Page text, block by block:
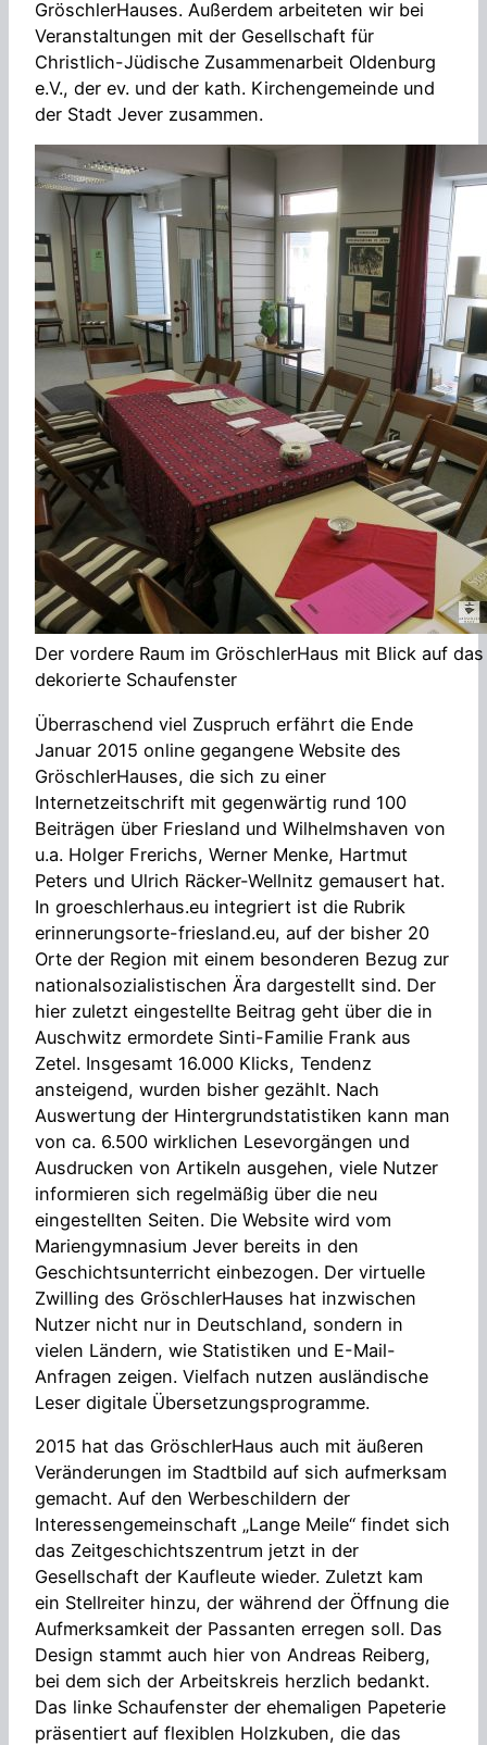
GröschlerHauses. Außerdem arbeiteten wir bei
Veranstaltungen mit der Gesellschaft für
Christlich-Jüdische Zusammenarbeit Oldenburg
e.V., der ev. und der kath. Kirchengemeinde und
der Stadt Jever zusammen.
Der vordere Raum im GröschlerHaus mit Blick auf
dekorierte Schaufenster
Überraschend viel Zuspruch erfährt die Ende
Januar 2015 online gegangene Website des
GröschlerHauses, die sich zu einer
Internetzeitschrift mit gegenwärtig rund 100
Beiträgen über Friesland und Wilhelmshaven von
u.a. Holger Frerichs, Werner Menke, Hartmut
Peters und Ulrich Räcker-Wellnitz gemausert hat.
In groeschlerhaus.eu integriert ist die Rubrik
erinnerungsorte-friesland.eu, auf der bisher 20
Orte der Region mit einem besonderen Bezug zur
nationalsozialistischen Ära dargestellt sind. Der
hier zuletzt eingestellte Beitrag geht über die in
Auschwitz ermordete Sinti-Familie Frank aus
Zetel. Insgesamt 16.000 Klicks, Tendenz
ansteigend, wurden bisher gezählt. Nach
Auswertung der Hintergrundstatistiken kann man
von ca. 6.500 wirklichen Lesevorgängen und
Ausdrucken von Artikeln ausgehen, viele Nutzer
informieren sich regelmäßig über die neu
eingestellten Seiten. Die Website wird vom
Mariengymnasium Jever bereits in den
Geschichtsunterricht einbezogen. Der virtuelle
Zwilling des GröschlerHauses hat inzwischen
Nutzer nicht nur in Deutschland, sondern in
vielen Ländern, wie Statistiken und E-Mail-
Anfragen zeigen. Vielfach nutzen ausländische
Leser digitale Übersetzungsprogramme.
2015 hat das GröschlerHaus auch mit äußeren
Veränderungen im Stadtbild auf sich aufmerksam
gemacht. Auf den Werbeschildern der
Interessengemeinschaft „Lange Meile“ findet sich
das Zeitgeschichtszentrum jetzt in der
Gesellschaft der Kaufleute wieder. Zuletzt kam
ein Stellreiter hinzu, der während der Öffnung die
Aufmerksamkeit der Passanten erregen soll. Das
Design stammt auch hier von Andreas Reiberg,
bei dem sich der Arbeitskreis herzlich bedankt.
Das linke Schaufenster der ehemaligen Papeterie
präsentiert auf flexiblen Holzkuben, die das